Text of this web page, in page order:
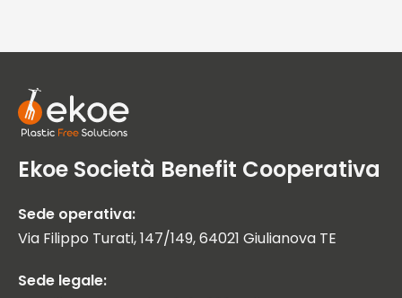
Ekoe Società Benefit Cooperativa
Sede operativa:
Via Filippo Turati, 147/149, 64021 Giulianova TE
Sede legale: